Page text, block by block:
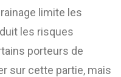
limite les
les risques
porteurs de
sur cette partie, mais